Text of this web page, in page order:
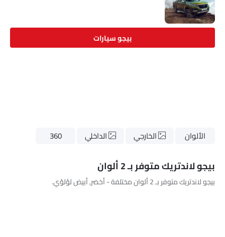
بيجو سيارات
الألوان الخارجي الداخلي 360
بيجو لاندتريك متوفر بـ 2 ألوان
بيجو لاندتريك متوفر بـ 2 ألوان مختلفة - أخضر, أبيض لؤلؤي.